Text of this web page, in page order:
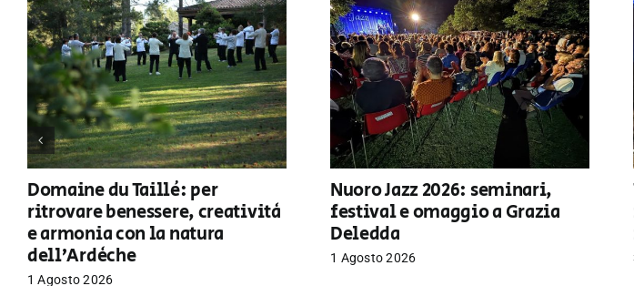
Domaine du Taillé: per
ritrovare benessere, creatività
e armonia con la natura
dell’Ardèche
1 Agosto 2026
Nuoro Jazz 2026: seminari,
festival e omaggio a Grazia
Deledda
1 Agosto 2026